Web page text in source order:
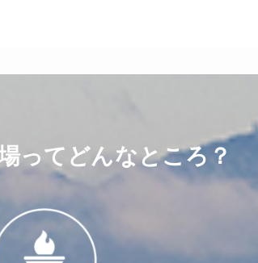
ってどんなところ？